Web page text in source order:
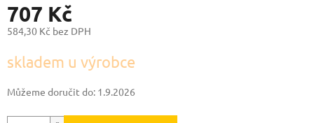
707 Kč
584,30 Kč bez DPH
cena:
skladem u výrobce
Můžeme doručit do: 1.9.2026